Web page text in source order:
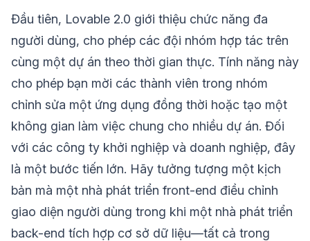
Đầu tiên, Lovable 2.0 giới thiệu chức năng đa
người dùng, cho phép các đội nhóm hợp tác trên
cùng một dự án theo thời gian thực. Tính năng này
cho phép bạn mời các thành viên trong nhóm
chỉnh sửa một ứng dụng đồng thời hoặc tạo một
không gian làm việc chung cho nhiều dự án. Đối
với các công ty khởi nghiệp và doanh nghiệp, đây
là một bước tiến lớn. Hãy tưởng tượng một kịch
bản mà một nhà phát triển front-end điều chỉnh
giao diện người dùng trong khi một nhà phát triển
back-end tích hợp cơ sở dữ liệu—tất cả trong